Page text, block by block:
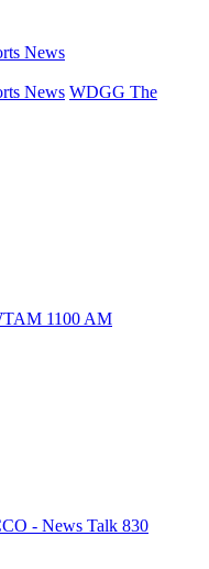
News
News WDGG The
1100 AM
- News Talk 830